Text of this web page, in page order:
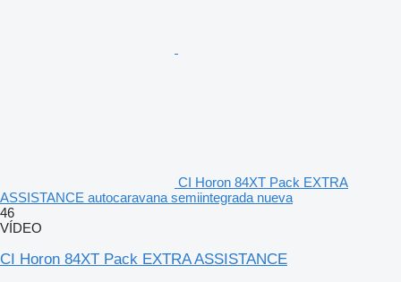
CI Horon 84XT Pack EXTRA
ASSISTANCE autocaravana semiintegrada nueva
46
VÍDEO
CI Horon 84XT Pack EXTRA ASSISTANCE